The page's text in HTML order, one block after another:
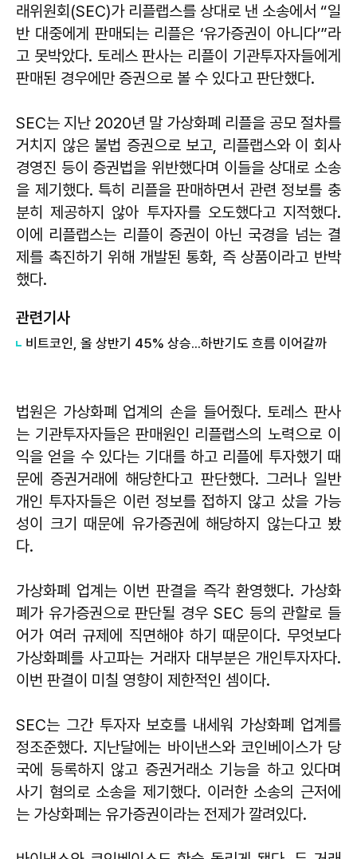
래위원회(SEC)가 리플랩스를 상대로 낸 소송에서 “일
반 대중에게 판매되는 리플은 ‘유가증권이 아니다’”라
고 못박았다. 토레스 판사는 리플이 기관투자자들에게
판매된 경우에만 증권으로 볼 수 있다고 판단했다.
SEC는 지난 2020년 말 가상화폐 리플을 공모 절차를
거치지 않은 불법 증권으로 보고, 리플랩스와 이 회사
경영진 등이 증권법을 위반했다며 이들을 상대로 소송
을 제기했다. 특히 리플을 판매하면서 관련 정보를 충
분히 제공하지 않아 투자자를 오도했다고 지적했다.
이에 리플랩스는 리플이 증권이 아닌 국경을 넘는 결
제를 촉진하기 위해 개발된 통화, 즉 상품이라고 반박
했다.
관련기사
​비트코인, 올 상반기 45% 상승...하반기도 흐름 이어갈까
법원은 가상화폐 업계의 손을 들어줬다. 토레스 판사
는 기관투자자들은 판매원인 리플랩스의 노력으로 이
익을 얻을 수 있다는 기대를 하고 리플에 투자했기 때
문에 증권거래에 해당한다고 판단했다. 그러나 일반
개인 투자자들은 이런 정보를 접하지 않고 샀을 가능
성이 크기 때문에 유가증권에 해당하지 않는다고 봤
다.
가상화폐 업계는 이번 판결을 즉각 환영했다. 가상화
폐가 유가증권으로 판단될 경우 SEC 등의 관할로 들
어가 여러 규제에 직면해야 하기 때문이다. 무엇보다
가상화폐를 사고파는 거래자 대부분은 개인투자자다.
이번 판결이 미칠 영향이 제한적인 셈이다.
SEC는 그간 투자자 보호를 내세워 가상화폐 업계를
정조준했다. 지난달에는 바이낸스와 코인베이스가 당
국에 등록하지 않고 증권거래소 기능을 하고 있다며
사기 혐의로 소송을 제기했다. 이러한 소송의 근저에
는 가상화폐는 유가증권이라는 전제가 깔려있다.